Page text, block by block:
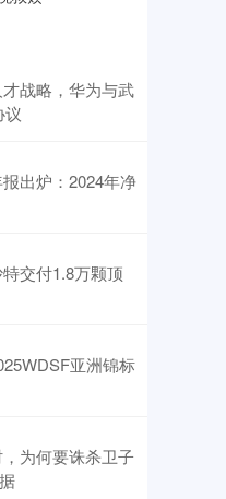
战略，华为与武
议
出炉：2024年净
交付1.8万颗顶
亚洲锦标
为何要诛杀卫子